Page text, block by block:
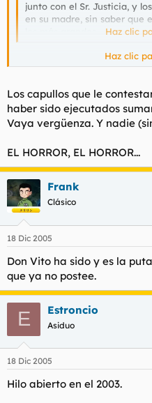
junto con el Sr. Justicia, y
en su madre, sin saber que
Haz clic
Algo muy común
andamos pobres...
Don Vito, Sr. Justicia,
Essoj, El_Rey, Neo_Bcn y
PD: Sigo releyendo las
descojonándome como el
Haz clic
Los capullos que le
haber sido ejecutados
Vaya vergüenza. Y nadie
EL HORROR, EL HORROR...
Frank
Clásico
18 Dic 2005
Don Vito ha sido y es la
que ya no postee.
E Estroncio
Asiduo
18 Dic 2005
Hilo abierto en el 2003.